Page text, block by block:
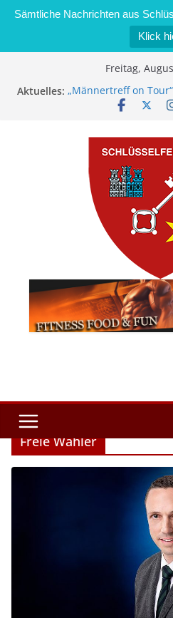
Sämtliche Nachrichten aus
Klick
Freitag,
Aktuelles: „Männertreff on
der Schreinerei
Brand in Sägewerk
Kontrolle
Stadt Schlüsselfeld
Kindergartenplätze
Dieseldiebstahl im
Freie Wähler